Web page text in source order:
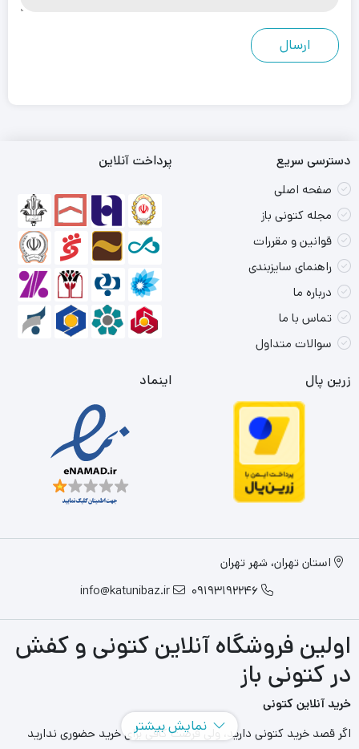
دسترسی سریع
صفحه اصلی
مجله کتونی باز
قوانین و مقررات
راهنمای سایزبندی
درباره ما
تماس با ما
سوالات متداول
پرداخت آنلاین
زرین پال اینماد
استان تهران، شهر تهران
09193192246
info@katunibaz.ir
اولین فروشگاه آنلاین کتونی و کفش
در کتونی باز
خرید آنلاین کتونی
اگر قصد خرید کتونی دارید، ولی فرصت کافی برای خرید حضوری ندارید
نمایش بیشتر